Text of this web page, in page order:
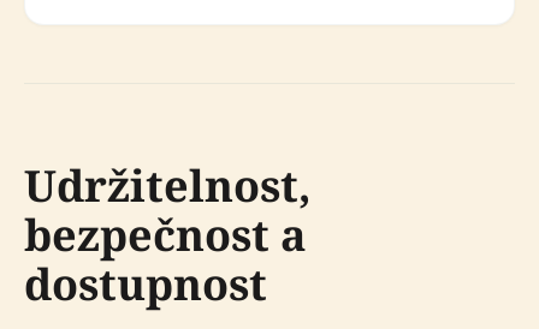
Udržitelnost,
bezpečnost a
dostupnost